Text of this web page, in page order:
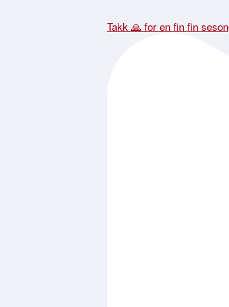
Takk 🙏 for en fin fin